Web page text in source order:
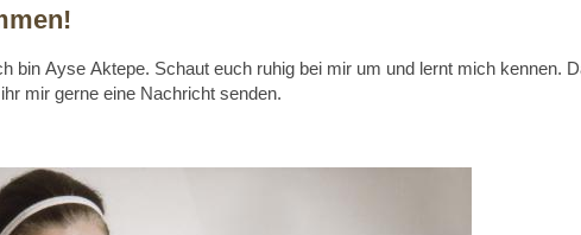
bin Ayse Aktepe. Schaut euch ruhig bei mir um und lernt mich kennen.
mir gerne eine Nachricht senden.